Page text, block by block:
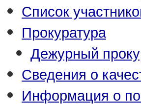
Список
Прокуратура
Дежурный
Сведения о
Информация о